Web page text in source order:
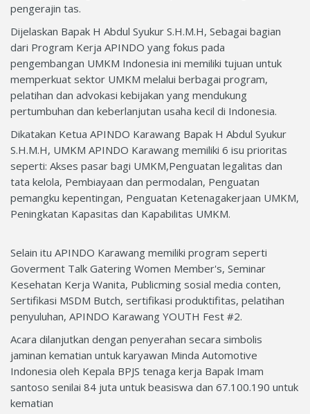
pengerajin tas.
Dijelaskan Bapak H Abdul Syukur S.H.M.H, Sebagai bagian
dari Program Kerja APINDO yang fokus pada
pengembangan UMKM Indonesia ini memiliki tujuan untuk
memperkuat sektor UMKM melalui berbagai program,
pelatihan dan advokasi kebijakan yang mendukung
pertumbuhan dan keberlanjutan usaha kecil di Indonesia.
Dikatakan Ketua APINDO Karawang Bapak H Abdul Syukur
S.H.M.H, UMKM APINDO Karawang memiliki 6 isu prioritas
seperti: Akses pasar bagi UMKM,Penguatan legalitas dan
tata kelola, Pembiayaan dan permodalan, Penguatan
pemangku kepentingan, Penguatan Ketenagakerjaan UMKM,
Peningkatan Kapasitas dan Kapabilitas UMKM.
Selain itu APINDO Karawang memiliki program seperti
Goverment Talk Gatering Women Member's, Seminar
Kesehatan Kerja Wanita, Publicming sosial media conten,
Sertifikasi MSDM Butch, sertifikasi produktifitas, pelatihan
penyuluhan, APINDO Karawang YOUTH Fest #2.
Acara dilanjutkan dengan penyerahan secara simbolis
jaminan kematian untuk karyawan Minda Automotive
Indonesia oleh Kepala BPJS tenaga kerja Bapak Imam
santoso senilai 84 juta untuk beasiswa dan 67.100.190 untuk
kematian